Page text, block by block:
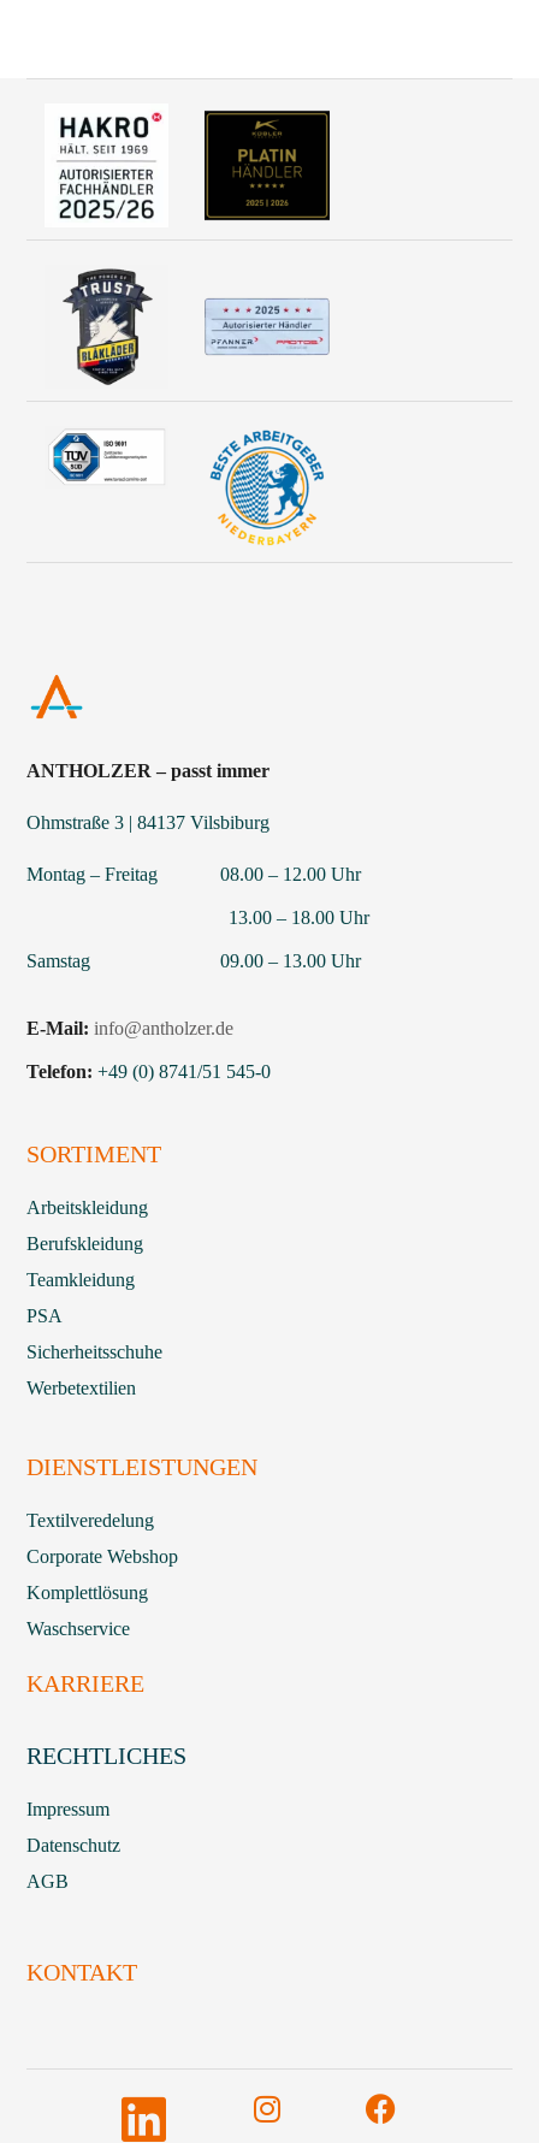
ANTHOLZER – passt immer
Ohmstraße 3 | 84137 Vilsbiburg
Montag – Freitag 08.00 – 12.00 Uhr
13.00 – 18.00 Uhr
Samstag 09.00 – 13.00 Uhr
E-Mail: info@antholzer.de
Telefon: +49 (0) 8741/51 545-0
SORTIMENT
Arbeitskleidung
Berufskleidung
Teamkleidung
PSA
Sicherheitsschuhe
Werbetextilien
DIENSTLEISTUNGEN
Textilveredelung
Corporate Webshop
Komplettlösung
Waschservice
KARRIERE
RECHTLICHES
Impressum
Datenschutz
AGB
KONTAKT